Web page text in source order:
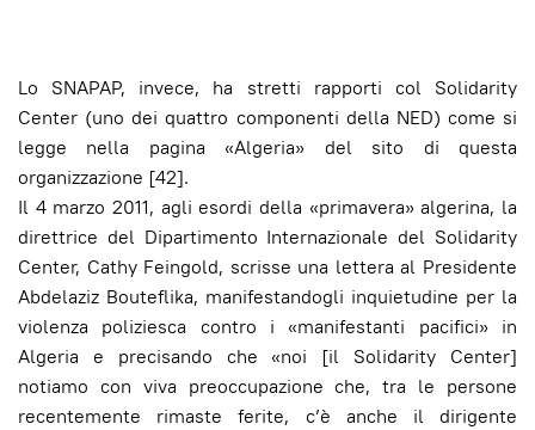
Lo SNAPAP, invece, ha stretti rapporti col Solidarity
Center (uno dei quattro componenti della NED) come si
legge nella pagina «Algeria» del sito di questa
organizzazione [42].
Il 4 marzo 2011, agli esordi della «primavera» algerina, la
direttrice del Dipartimento Internazionale del Solidarity
Center, Cathy Feingold, scrisse una lettera al Presidente
Abdelaziz Bouteflika, manifestandogli inquietudine per la
violenza poliziesca contro i «manifestanti pacifici» in
Algeria e precisando che «noi [il Solidarity Center]
notiamo con viva preoccupazione che, tra le persone
recentemente rimaste ferite, c’è anche il dirigente